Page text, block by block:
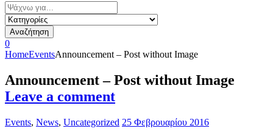
Αναζήτηση
για:
Αναζήτηση
0
HomeEventsAnnouncement – Post without Image
Announcement – Post without Image
Leave a comment
Events, News, Uncategorized 25 Φεβρουαρίου 2016